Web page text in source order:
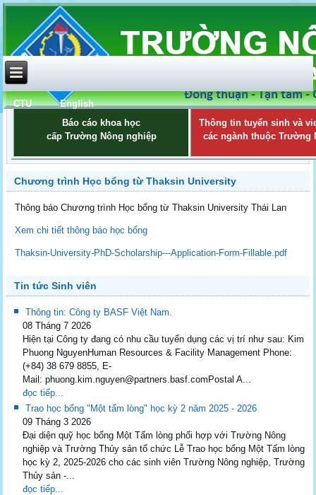
CTU
English
Báo cáo khoa học
cấp Trường Nông nghiệp
Thông tin tuyển sinh và
các ngành thuộc Trường
Chương trình Học bổng từ Thaksin University
Thông báo Chương trình Học bổng từ Thaksin University Thái Lan
Xem chi tiết thông báo học bổng
Thaksin-University-PhD-Scholarship---Application-Form-Fillable.pdf
Tin tức Sinh viên
Thông tin: Công ty BASF Việt Nam.
08 Tháng 7 2026
Hiện tại Công ty đang có nhu cầu tuyển dụng các vị trí như sau: Kim
Phuong NguyenHuman Resources & Facility Management Phone:
(+84) 38 679 8855, E-
Mail: phuong.kim.nguyen@partners.basf.comPostal A...
đọc tiếp...
Trao học bổng "Một tấm lòng" học kỳ 2 năm 2025 - 2026
09 Tháng 3 2026
Đại diện quỹ học bổng Một Tấm lòng phối hợp với Trường Nông
nghiệp và Trường Thủy sản tổ chức Lễ Trao học bổng Một Tấm lòng
học kỳ 2, 2025-2026 cho các sinh viên Trường Nông nghiệp, Trường
Thủy sản -...
đọc tiếp...